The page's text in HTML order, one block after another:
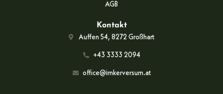
AGB
Kontakt
Auffen 54, 8272 Großhart
+43 3333 2094
office@imkerversum.at